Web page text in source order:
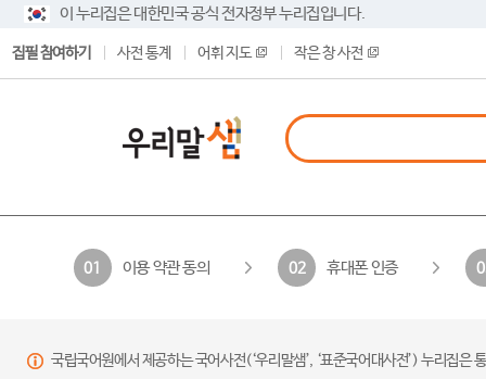
이 누리집은 대한민국 공식 전자정부 누리집입니다.
집필 참여하기 사전 통계 어휘 지도 작은 창 사전
01 이용 약관 동의 02 휴대폰 인증
국립국어원에서 제공하는 국어사전(‘우리말샘’, ‘표준국어대사전’) 누리집